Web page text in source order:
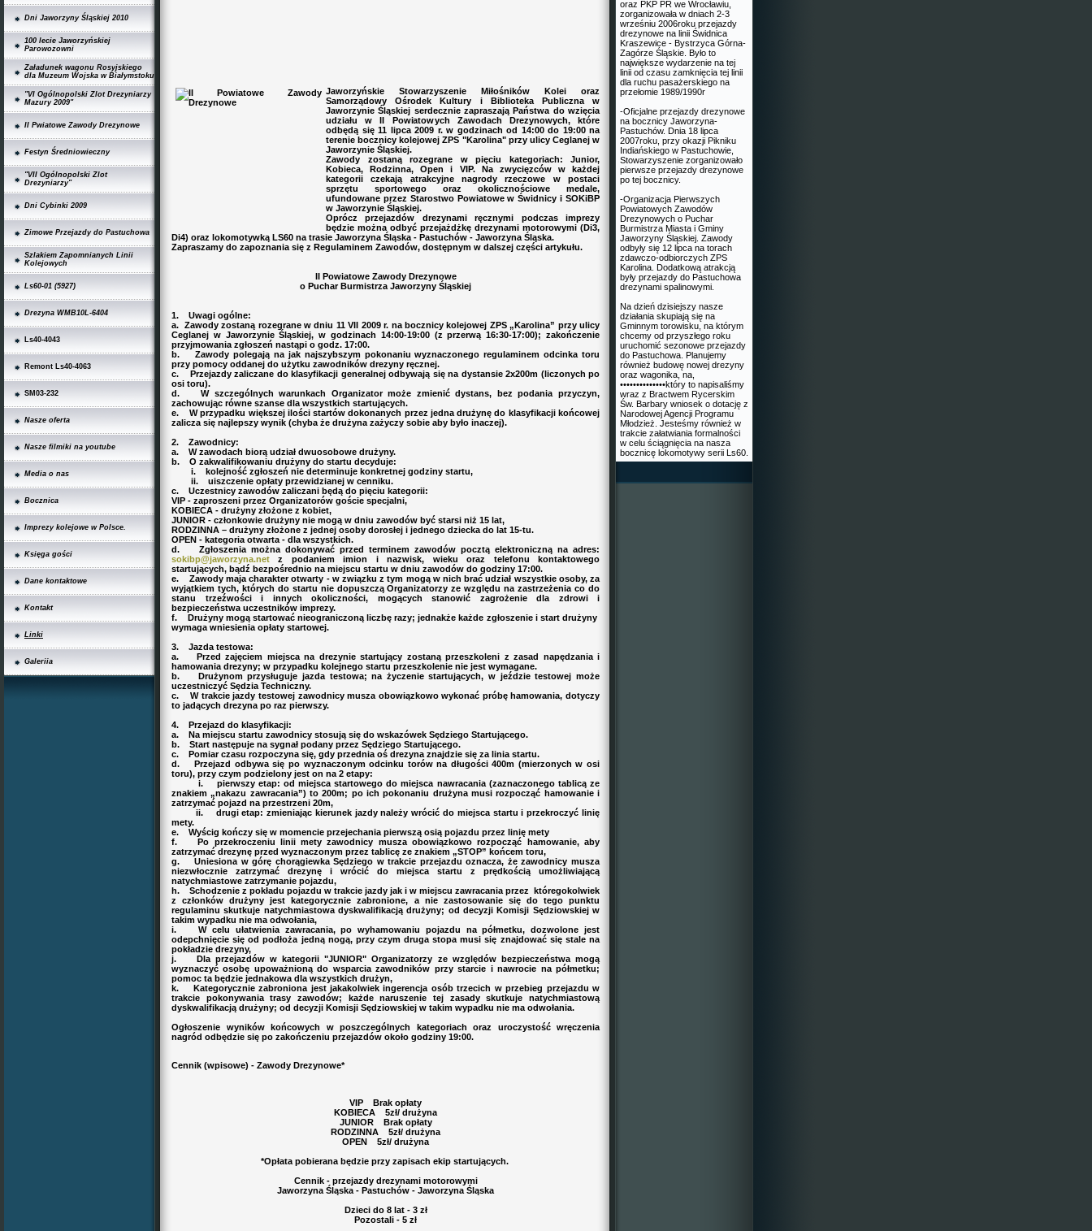
Dni Jaworzyny Śląskiej 2010
100 lecie Jaworzyńskiej
Parowozowni
Załadunek wagonu Rosyjskiego
dla Muzeum Wojska w Białymstoku
"VI Ogólnopolski Zlot Drezyniarzy
Mazury 2009"
II Pwiatowe Zawody Drezynowe
Festyn Średniowieczny
"VII Ogólnopolski Zlot
Drezyniarzy"
Dni Cybinki 2009
Zimowe Przejazdy do Pastuchowa
Szlakiem Zapomnianych Linii
Kolejowych
Ls60-01 (5927)
Drezyna WMB10L-6404
Ls40-4043
Remont Ls40-4063
SM03-232
Nasze oferta
Nasze filmiki na youtube
Media o nas
Bocznica
Imprezy kolejowe w Polsce.
Księga gości
Dane kontaktowe
Kontakt
Linki
Galeriia
Jaworzyńskie Stowarzyszenie Miłośników Kolei oraz
Samorządowy Ośrodek Kultury i Biblioteka Publiczna w
Jaworzynie Śląskiej serdecznie zapraszają Państwa do wzięcia
udziału w II Powiatowych Zawodach Drezynowych, które
odbędą się 11 lipca 2009 r. w godzinach od 14:00 do 19:00 na
terenie bocznicy kolejowej ZPS "Karolina" przy ulicy Ceglanej w
Jaworzynie Śląskiej.
Zawody zostaną rozegrane w pięciu kategoriach: Junior,
Kobieca, Rodzinna, Open i VIP. Na zwycięzców w każdej
kategorii czekają atrakcyjne nagrody rzeczowe w postaci
sprzętu sportowego oraz okolicznościowe medale,
ufundowane przez Starostwo Powiatowe w Świdnicy i SOKiBP
w Jaworzynie Śląskiej.
Oprócz przejazdów drezynami ręcznymi podczas imprezy
będzie można odbyć przejażdżkę drezynami motorowymi (Di3,
Di4) oraz lokomotywką LS60 na trasie Jaworzyna Śląska - Pastuchów - Jaworzyna Śląska.
Zapraszamy do zapoznania się z Regulaminem Zawodów, dostępnym w dalszej części artykułu.
II Powiatowe Zawody Drezynowe
o Puchar Burmistrza Jaworzyny Śląskiej
1. Uwagi ogólne:
a. Zawody zostaną rozegrane w dniu 11 VII 2009 r. na bocznicy kolejowej ZPS „Karolina” przy ulicy
Ceglanej w Jaworzynie Śląskiej, w godzinach 14:00-19:00 (z przerwą 16:30-17:00); zakończenie
przyjmowania zgłoszeń nastąpi o godz. 17:00.
b. Zawody polegają na jak najszybszym pokonaniu wyznaczonego regulaminem odcinka toru
przy pomocy oddanej do użytku zawodników drezyny ręcznej.
c. Przejazdy zaliczane do klasyfikacji generalnej odbywają się na dystansie 2x200m (liczonych po
osi toru).
d. W szczególnych warunkach Organizator może zmienić dystans, bez podania przyczyn,
zachowując równe szanse dla wszystkich startujących.
e. W przypadku większej ilości startów dokonanych przez jedna drużynę do klasyfikacji końcowej
zalicza się najlepszy wynik (chyba że drużyna zażyczy sobie aby było inaczej).
2. Zawodnicy:
a. W zawodach biorą udział dwuosobowe drużyny.
b. O zakwalifikowaniu drużyny do startu decyduje:
i. kolejność zgłoszeń nie determinuje konkretnej godziny startu,
ii. uiszczenie opłaty przewidzianej w cenniku.
c. Uczestnicy zawodów zaliczani będą do pięciu kategorii:
VIP - zaproszeni przez Organizatorów goście specjalni,
KOBIECA - drużyny złożone z kobiet,
JUNIOR - członkowie drużyny nie mogą w dniu zawodów być starsi niż 15 lat,
RODZINNA – drużyny złożone z jednej osoby dorosłej i jednego dziecka do lat 15-tu.
OPEN - kategoria otwarta - dla wszystkich.
d. Zgłoszenia można dokonywać przed terminem zawodów pocztą elektroniczną na adres:
sokibp@jaworzyna.net
z podaniem imion i nazwisk, wieku oraz telefonu kontaktowego
startujących, bądź bezpośrednio na miejscu startu w dniu zawodów do godziny 17:00.
e. Zawody maja charakter otwarty - w związku z tym mogą w nich brać udział wszystkie osoby, za
wyjątkiem tych, których do startu nie dopuszczą Organizatorzy ze względu na zastrzeżenia co do
stanu trzeźwości i innych okoliczności, mogących stanowić zagrożenie dla zdrowi i
bezpieczeństwa uczestników imprezy.
f. Drużyny mogą startować nieograniczoną liczbę razy; jednakże każde zgłoszenie i start drużyny
wymaga wniesienia opłaty startowej.
3. Jazda testowa:
a. Przed zajęciem miejsca na drezynie startujący zostaną przeszkoleni z zasad napędzania i
hamowania drezyny; w przypadku kolejnego startu przeszkolenie nie jest wymagane.
b. Drużynom przysługuje jazda testowa; na życzenie startujących, w jeździe testowej może
uczestniczyć Sędzia Techniczny.
c. W trakcie jazdy testowej zawodnicy musza obowiązkowo wykonać próbę hamowania, dotyczy
to jadących drezyna po raz pierwszy.
4. Przejazd do klasyfikacji:
a. Na miejscu startu zawodnicy stosują się do wskazówek Sędziego Startującego.
b. Start następuje na sygnał podany przez Sędziego Startującego.
c. Pomiar czasu rozpoczyna się, gdy przednia oś drezyna znajdzie się za linia startu.
d. Przejazd odbywa się po wyznaczonym odcinku torów na długości 400m (mierzonych w osi
toru), przy czym podzielony jest on na 2 etapy:
i. pierwszy etap: od miejsca startowego do miejsca nawracania (zaznaczonego tablicą ze
znakiem „nakazu zawracania”) to 200m; po ich pokonaniu drużyna musi rozpocząć hamowanie i
zatrzymać pojazd na przestrzeni 20m,
ii. drugi etap: zmieniając kierunek jazdy należy wrócić do miejsca startu i przekroczyć linię
mety.
e. Wyścig kończy się w momencie przejechania pierwszą osią pojazdu przez linię mety
f. Po przekroczeniu linii mety zawodnicy musza obowiązkowo rozpocząć hamowanie, aby
zatrzymać drezynę przed wyznaczonym przez tablicę ze znakiem „STOP” końcem toru,
g. Uniesiona w górę chorągiewka Sędziego w trakcie przejazdu oznacza, że zawodnicy musza
niezwłocznie zatrzymać drezynę i wrócić do miejsca startu z prędkością umożliwiającą
natychmiastowe zatrzymanie pojazdu,
h. Schodzenie z pokładu pojazdu w trakcie jazdy jak i w miejscu zawracania przez któregokolwiek
z członków drużyny jest kategorycznie zabronione, a nie zastosowanie się do tego punktu
regulaminu skutkuje natychmiastowa dyskwalifikacją drużyny; od decyzji Komisji Sędziowskiej w
takim wypadku nie ma odwołania,
i. W celu ułatwienia zawracania, po wyhamowaniu pojazdu na półmetku, dozwolone jest
odepchnięcie się od podłoża jedną nogą, przy czym druga stopa musi się znajdować się stale na
pokładzie drezyny,
j. Dla przejazdów w kategorii "JUNIOR" Organizatorzy ze względów bezpieczeństwa mogą
wyznaczyć osobę upoważnioną do wsparcia zawodników przy starcie i nawrocie na półmetku;
pomoc ta będzie jednakowa dla wszystkich drużyn,
k. Kategorycznie zabroniona jest jakakolwiek ingerencja osób trzecich w przebieg przejazdu w
trakcie pokonywania trasy zawodów; każde naruszenie tej zasady skutkuje natychmiastową
dyskwalifikacją drużyny; od decyzji Komisji Sędziowskiej w takim wypadku nie ma odwołania.
Ogłoszenie wyników końcowych w poszczególnych kategoriach oraz uroczystość wręczenia
nagród odbędzie się po zakończeniu przejazdów około godziny 19:00.
Cennik (wpisowe) - Zawody Drezynowe*
VIP Brak opłaty
KOBIECA 5zł/ drużyna
JUNIOR Brak opłaty
RODZINNA 5zł/ drużyna
OPEN 5zł/ drużyna
*Opłata pobierana będzie przy zapisach ekip startujących.
Cennik - przejazdy drezynami motorowymi
Jaworzyna Śląska - Pastuchów - Jaworzyna Śląska
Dzieci do 8 lat - 3 zł
Pozostali - 5 zł
oraz PKP PR we Wrocławiu,
zorganizowała w dniach 2-3
wrześniu 2006roku przejazdy
drezynowe na linii Świdnica
Kraszewice - Bystrzyca Górna-
Zagórze Śląskie. Było to
największe wydarzenie na tej
linii od czasu zamknięcia tej linii
dla ruchu pasażerskiego na
przełomie 1989/1990r
-Oficjalne przejazdy drezynowe
na bocznicy Jaworzyna-
Pastuchów. Dnia 18 lipca
2007roku, przy okazji Pikniku
Indiańskiego w Pastuchowie,
Stowarzyszenie zorganizowało
pierwsze przejazdy drezynowe
po tej bocznicy.
-Organizacja Pierwszych
Powiatowych Zawodów
Drezynowych o Puchar
Burmistrza Miasta i Gminy
Jaworzyny Śląskiej. Zawody
odbyły się 12 lipca na torach
zdawczo-odbiorczych ZPS
Karolina. Dodatkową atrakcją
były przejazdy do Pastuchowa
drezynami spalinowymi.
Na dzień dzisiejszy nasze
działania skupiają się na
Gminnym torowisku, na którym
chcemy od przyszłego roku
uruchomić sezonowe przejazdy
do Pastuchowa. Planujemy
również budowę nowej drezyny
oraz wagonika, na,
••••••••••••••który to napisaliśmy
wraz z Bractwem Rycerskim
Św. Barbary wniosek o dotację z
Narodowej Agencji Programu
Młodzież. Jesteśmy również w
trakcie załatwiania formalności
w celu ściągnięcia na nasza
bocznicę lokomotywy serii Ls60.